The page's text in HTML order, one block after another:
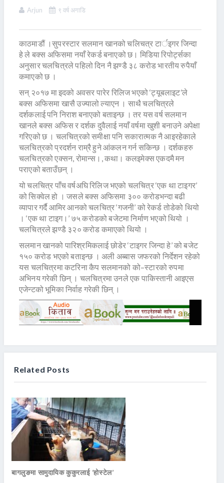
Arjun ९ वर्ष अगाडि
काठमाडौं ।सुपरस्टार सलमान खानको चलिचत्र टार्इगर जिन्दा
हे ले बक्स अफिसमा नयाँ रेकर्ड बनाएको छ। मिडिया रिपोर्ट्सका
अनुसार चलचित्रले पहिलो दिन नै झण्डै ३८ करोड भारतीय रुपैयाँ
कमाएको छ ।
सन् २०१७ मा इदको अवसर पारेर रिलिज भएको ‘ट्यूबलाइट’ले
बक्स अफिसमा खासै उज्यालो ल्याएन । साथै चलचित्रले
दर्शकलाई पनि निराश बनाएको बताइन्छ । तर यस वर्ष सलमान
खानले बक्स अफिस र दर्शक दुवैलाई नयाँ वर्षमा खुशी बनाउने अपेक्षा
गरिएको छ । चलचित्रको समीक्षा पनि सकारात्मक नै आइरहेकाले
चलचित्रको प्रदर्शन राम्रै हुने आंकलन गर्न सकिन्छ । दर्शकहरु
चलचित्रको एक्सन, रोमान्स।, कथा। कलइमेक्स एकदमै मन
पराएको बताउँछन् ।
यो चलचित्र पाँच वर्षअघि रिलिज भएको चलचित्र ‘एक था टाइगर’
को सिक्वेल हो । जसले बक्स अफिसमा ३०० करोडभन्दा बढी
व्यापार गर्दै आमिर आनको चलचित्र ‘गजनी’ को रेकर्ड तोडेको थियो
। ‘एक था टाइग।’ ७५ करोडको बजेटमा निर्माण भएको थियो ।
चलचित्रले झण्डै ३२० करोड कमाएको थियो ।
सलमान खानको पारिश्रमिकलाई छोडेर ‘टाइगर जिन्दा हे’ को बजेट
१५० करोड भएको बताइन्छ । अली अब्बास जफरको निर्देशन रहेको
यस चलचित्रमा कटरिना कैप सलमानको को–स्टारको रुपमा
अभिनय गरेकी छिन् । चलचित्रमा उनले एक पाकिस्तानी आइएस
एजेन्टको भूमिका निर्वाह गरेकी छिन् ।
Related Posts
बागलुङमा सामुदायिक कुकुरलाई ‘होस्टेल’